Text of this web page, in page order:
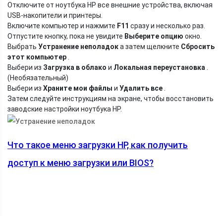
Отключите от ноутбука HP все внешние устройства, включая
USB-накопители и принтеры.
Включите компьютер и нажмите F11 сразу и несколько раз.
Отпустите кнопку, пока не увидите Выберите опцию окно.
Выбрать Устранение неполадока затем щелкните Сбросить
этот компьютер
Выбери из Загрузка в облако и Локальная переустановка
(Необязательный)
Выбери из Храните мои файлы и Удалить все
Затем следуйте инструкциям на экране, чтобы восстановить
заводские настройки ноутбука HP.
Что такое меню загрузки HP, как получить
доступ к меню загрузки или BIOS?